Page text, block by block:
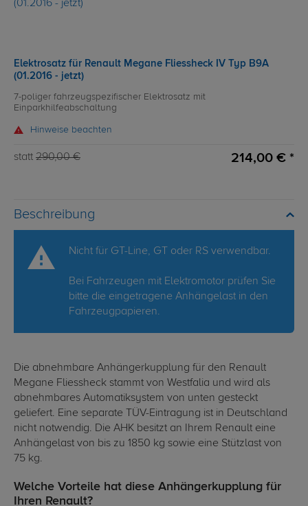
Elektrosatz für Renault Megane Fliessheck IV Typ B9A
(01.2016 - jetzt)
7-poliger fahrzeugspezifischer Elektrosatz mit
Einparkhilfeabschaltung
Hinweise beachten
statt 290,00 € 214,00 € *
Beschreibung
Nicht für GT-Line, GT oder RS verwendbar.
Bei Fahrzeugen mit Elektromotor prüfen Sie
bitte die eingetragene Anhängelast in den
Fahrzeugpapieren.
Die abnehmbare Anhängerkupplung für den Renault
Megane Fliessheck stammt von Westfalia und wird als
abnehmbares Automatiksystem von unten gesteckt
geliefert. Eine separate TÜV-Eintragung ist in Deutschland
nicht notwendig. Die AHK besitzt an Ihrem Renault eine
Anhängelast von bis zu 1850 kg sowie eine Stützlast von
75 kg.
Welche Vorteile hat diese Anhängerkupplung für
Ihren Renault?